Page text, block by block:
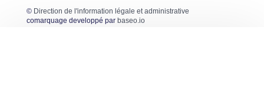
© Direction de l'information légale et administrative
comarquage developpé par baseo.io